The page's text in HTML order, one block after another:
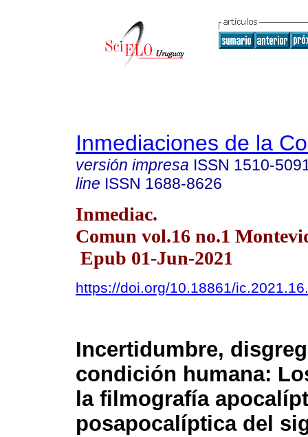
Inmediaciones de la
versión impresa ISSN 1510-
line ISSN 1688-8626
Inmediac.
Comun vol.16 no.1
Epub 01-Jun-2021
https://doi.org/10.18861/
Incertidumbre,
condición humana:
la filmografía
posapocalíptica del